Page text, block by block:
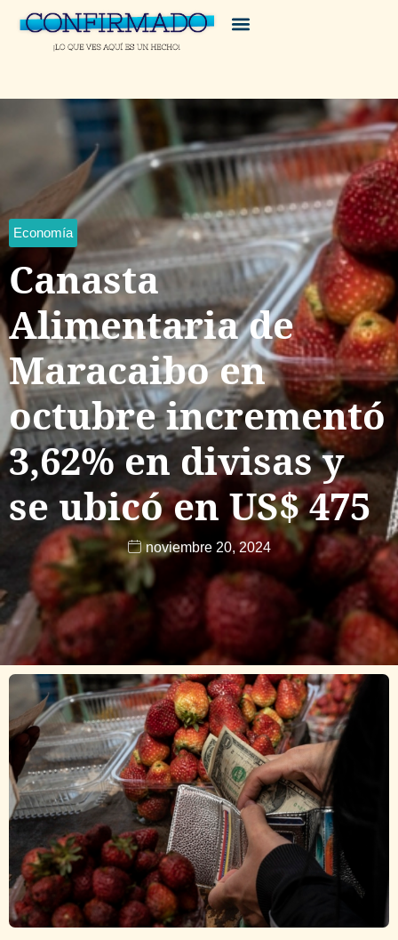
Economía
Canasta
Alimentaria de
Maracaibo en
octubre incrementó
3,62% en divisas y
se ubicó en US$ 475
noviembre 20, 2024